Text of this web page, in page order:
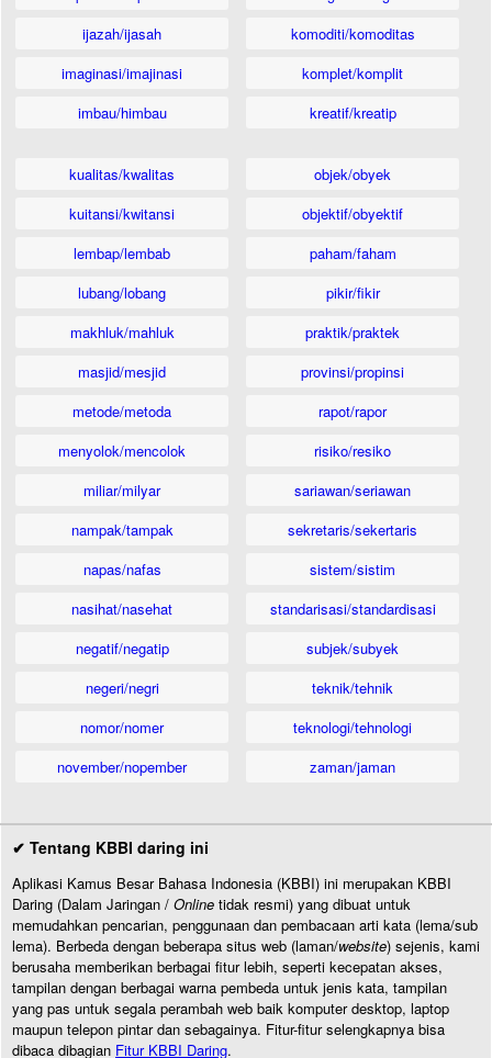
ijazah/ijasah
imaginasi/imajinasi
imbau/himbau
komoditi/komoditas
komplet/komplit
kreatif/kreatip
kualitas/kwalitas
kuitansi/kwitansi
lembap/lembab
lubang/lobang
makhluk/mahluk
masjid/mesjid
metode/metoda
menyolok/mencolok
miliar/milyar
nampak/tampak
napas/nafas
nasihat/nasehat
negatif/negatip
negeri/negri
nomor/nomer
november/nopember
objek/obyek
objektif/obyektif
paham/faham
pikir/fikir
praktik/praktek
provinsi/propinsi
rapot/rapor
risiko/resiko
sariawan/seriawan
sekretaris/sekertaris
sistem/sistim
standarisasi/standardisasi
subjek/subyek
teknik/tehnik
teknologi/tehnologi
zaman/jaman
✔ Tentang KBBI daring ini
Aplikasi Kamus Besar Bahasa Indonesia (KBBI) ini merupakan KBBI
Daring (Dalam Jaringan / Online tidak resmi) yang dibuat untuk
memudahkan pencarian, penggunaan dan pembacaan arti kata (lema/sub
lema). Berbeda dengan beberapa situs web (laman/website) sejenis, kami
berusaha memberikan berbagai fitur lebih, seperti kecepatan akses,
tampilan dengan berbagai warna pembeda untuk jenis kata, tampilan
yang pas untuk segala perambah web baik komputer desktop, laptop
maupun telepon pintar dan sebagainya. Fitur-fitur selengkapnya bisa
dibaca dibagian Fitur KBBI Daring.